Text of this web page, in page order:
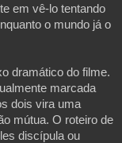
em vê-lo tentando
o mundo já o
dramático do filme.
marcada
dois vira uma
mútua. O roteiro de
discípula ou